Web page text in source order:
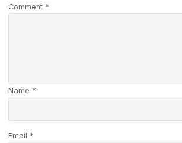
Comment *
Name *
Email *